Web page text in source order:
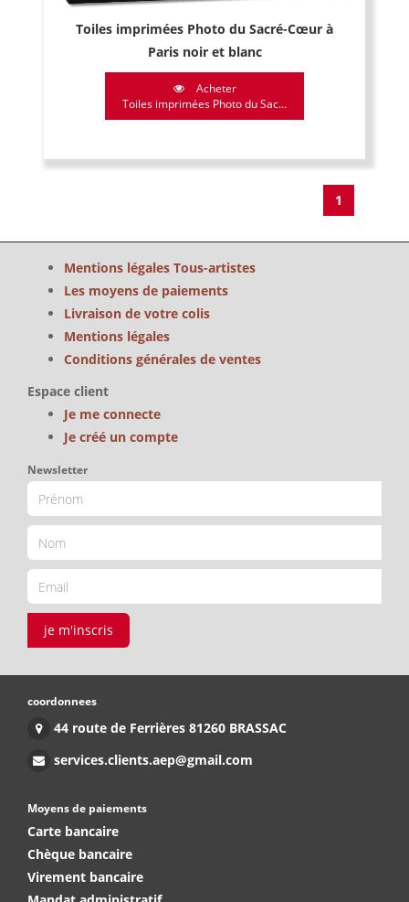
Toiles imprimées Photo du Sacré-Cœur à
Paris noir et blanc
Acheter
Toiles imprimées Photo du Sac...
1
Mentions légales Tous-artistes
Les moyens de paiements
Livraison de votre colis
Mentions légales
Conditions générales de ventes
Espace client
Je me connecte
Je créé un compte
Newsletter
je m'inscris
coordonnees
44 route de Ferrières 81260 BRASSAC
services.clients.aep@gmail.com
Moyens de paiements
Carte bancaire
Chèque bancaire
Virement bancaire